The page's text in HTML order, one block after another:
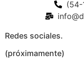
(54-
Redes sociales.
(próximamente)